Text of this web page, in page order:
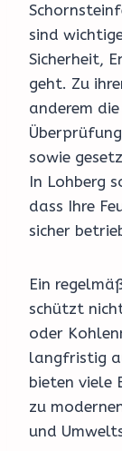
sind
Sicherheit,
geht. Zu
anderem
sowie
In Lohberg
dass Ihre
sicher
Ein
schützt
oder
langfristig
bieten viele
zu
und